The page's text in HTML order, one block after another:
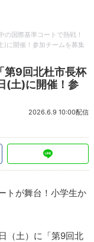
の国際基準コートで熱戦！
)に開催！参加チームを募集
第9回北杜市長杯
(土)に開催！参
2026.6.9 10:00配信
トが舞台！小学生か
（土）に「第9回北